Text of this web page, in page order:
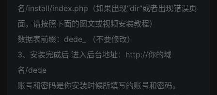
名/install/index.php（如果出现“dir”或者出现错误页
面，请按照下面的图文或视频安装教程）
数据表前缀：dede_ （不要修改）
3、安装完成后 进入后台地址：http://你的域
名/dede
账号和密码是你安装时候所填写的账号和密码。